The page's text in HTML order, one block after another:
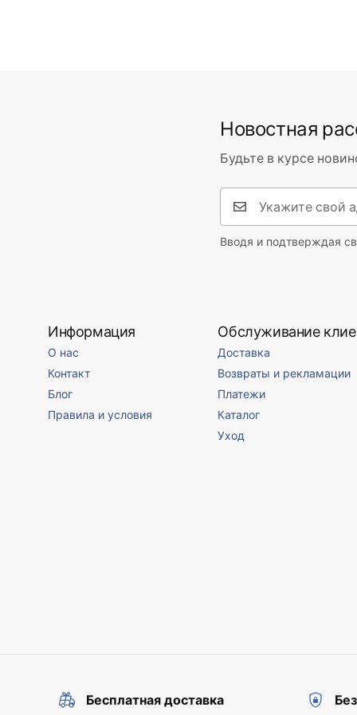
Новостная
Будьте в курсе
Вводя и подтверждая
Информация
О нас
Контакт
Блог
Правила и условия
Обслуживание
Доставка
Возвраты и рекламации
Платежи
Каталог
Уход
Бесплатная доставка